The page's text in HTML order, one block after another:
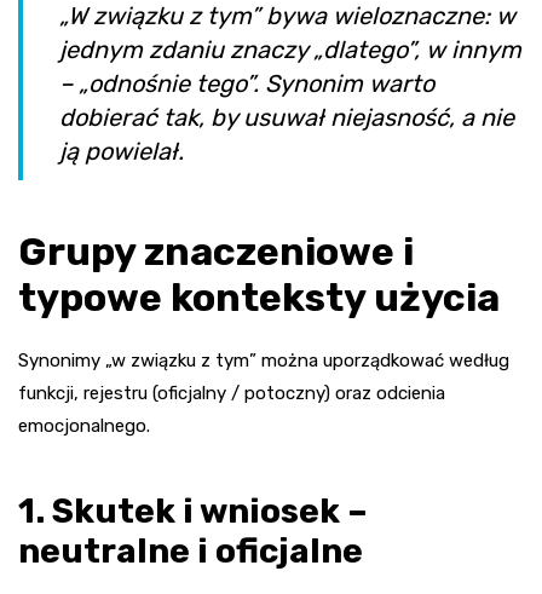
„W związku z tym” bywa wieloznaczne: w
jednym zdaniu znaczy „dlatego”, w innym
– „odnośnie tego”. Synonim warto
dobierać tak, by usuwał niejasność, a nie
ją powielał.
Grupy znaczeniowe i
typowe konteksty użycia
Synonimy „w związku z tym” można uporządkować według
funkcji, rejestru (oficjalny / potoczny) oraz odcienia
emocjonalnego.
1. Skutek i wniosek –
neutralne i oficjalne